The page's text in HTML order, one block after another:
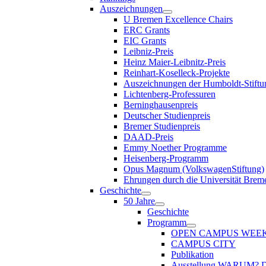
Auszeichnungen
U Bremen Excellence Chairs
ERC Grants
EIC Grants
Leibniz-Preis
Heinz Maier-Leibnitz-Preis
Reinhart-Koselleck-Projekte
Auszeichnungen der Humboldt-
Lichtenberg-Professuren
Berninghausenpreis
Deutscher Studienpreis
Bremer Studienpreis
DAAD-Preis
Emmy Noether Programme
Heisenberg-Programm
Opus Magnum (VolkswagenStiftung)
Ehrungen durch die Universität
Geschichte
50 Jahre
Geschichte
Programm
OPEN CAMPUS
CAMPUS CITY
Publikation